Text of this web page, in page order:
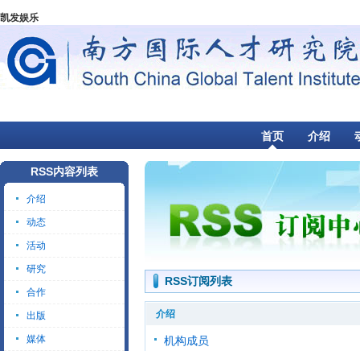
凯发娱乐
首页 介绍
RSS内容列表
介绍
动态
活动
研究
合作
出版
媒体
RSS订阅列表
介绍
机构成员